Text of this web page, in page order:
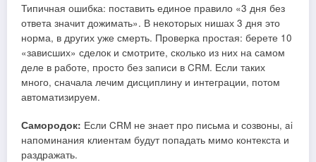
Типичная ошибка: поставить единое правило «3 дня без
ответа значит дожимать». В некоторых нишах 3 дня это
норма, в других уже смерть. Проверка простая: берете 10
«зависших» сделок и смотрите, сколько из них на самом
деле в работе, просто без записи в CRM. Если таких
много, сначала лечим дисциплину и интеграции, потом
автоматизируем.
Самородок: Если CRM не знает про письма и созвоны, ai
напоминания клиентам будут попадать мимо контекста и
раздражать.